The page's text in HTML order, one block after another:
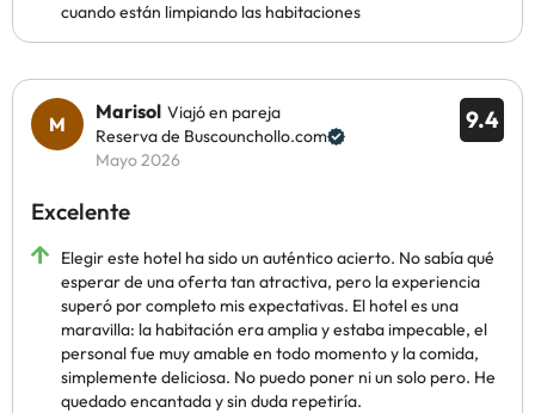
cuando están limpiando las habitaciones
9.4
Marisol Viajó en pareja
Reserva de Buscounchollo.com
Mayo 2026
Excelente
Elegir este hotel ha sido un auténtico acierto. No sabía qué
esperar de una oferta tan atractiva, pero la experiencia
superó por completo mis expectativas. El hotel es una
maravilla: la habitación era amplia y estaba impecable, el
personal fue muy amable en todo momento y la comida,
simplemente deliciosa. No puedo poner ni un solo pero. He
quedado encantada y sin duda repetiría.